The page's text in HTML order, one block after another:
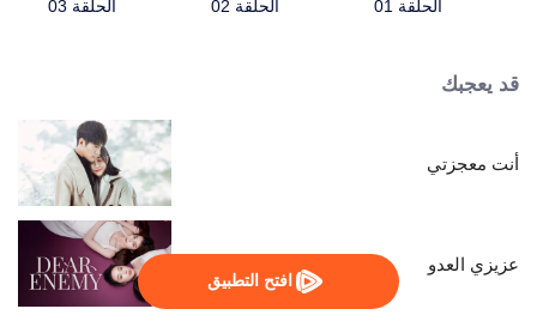
افتح التطبيق
الحلقة 01
الحلقة 02
الحلقة 03
قد يعجبك
أنت معجزتي
عزيزي العدو